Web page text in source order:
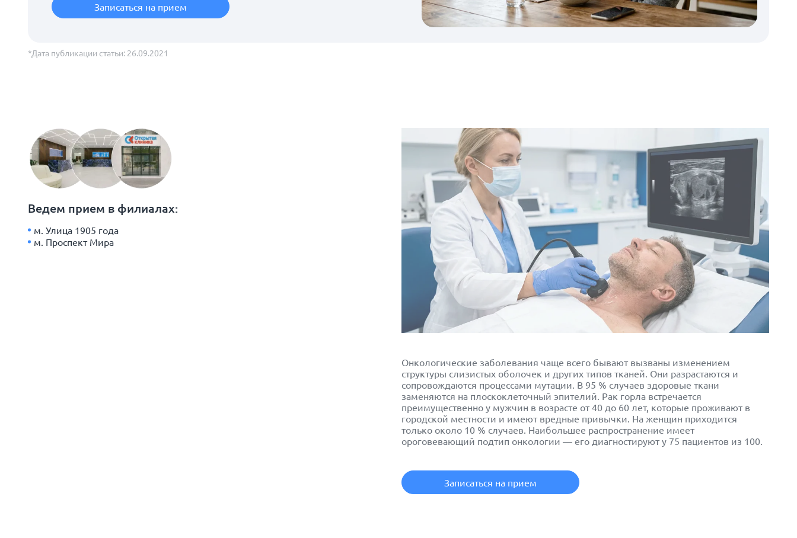
Записаться на прием
*Дата публикации статьи: 26.09.2021
Ведем прием в филиалах:
м. Улица 1905 года
м. Проспект Мира
Онкологические заболевания чаще всего бывают вызваны изменением
структуры слизистых оболочек и других типов тканей. Они разрастаются и
сопровождаются процессами мутации. В 95 % случаев здоровые ткани
заменяются на плоскоклеточный эпителий. Рак горла встречается
преимущественно у мужчин в возрасте от 40 до 60 лет, которые проживают в
городской местности и имеют вредные привычки. На женщин приходится
только около 10 % случаев. Наибольшее распространение имеет
ороговевающий подтип онкологии — его диагностируют у 75 пациентов из 100.
Записаться на прием